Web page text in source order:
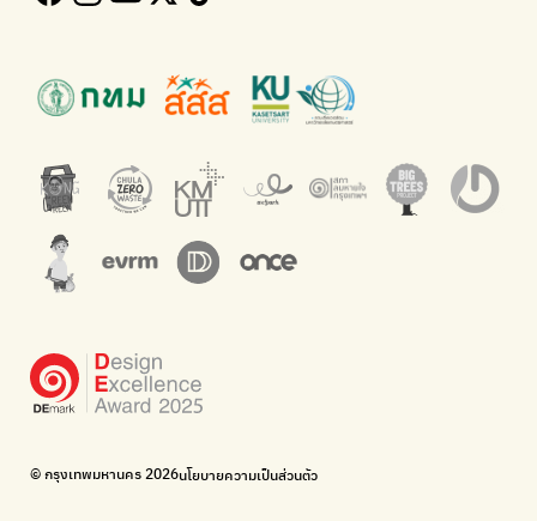
แอปแยกขยะได้ง่ายๆเพียงสแกนบาร์โค้ดสินค้า
Net Zero Carbon
The Sustainment
การบริหารองค์กรเพื่อสังคมและสิ่งแวดล้อม
WonWon
รวมร้านซ่อมใกล้บ้านคุณ
Bike for Everyone
BUCA
ภาคีจักรยานเมือง กรุงเทพฯ
กำจัด E-waste อย่างถูกวิธี ตามจุดรับ และไปรษณีย์
Green map
มือวิเศษกรุงเทพ
บริจาคขยะไปอัพไซเคิลเป็นชุดพนักงานกวาดถนน
WonWon
รวมร้านซ่อมใกล้บ้านคุณ
© กรุงเทพมหานคร 2026นโยบายความเป็นส่วนตัว